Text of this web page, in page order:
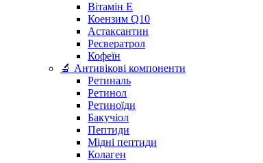
Вітамін Е
Коензим Q10
Астаксантин
Ресвератрол
Кофеїн
🔬 Антивікові компоненти
Ретиналь
Ретинол
Ретиноїди
Бакучіол
Пептиди
Мідні пептиди
Колаген